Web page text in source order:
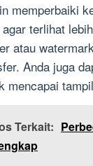
memperbaiki
agar terlihat
atau
Anda juga
mencapai
Terkait: